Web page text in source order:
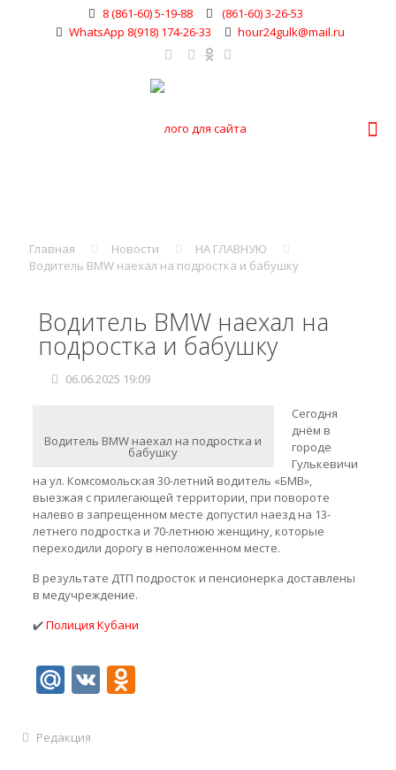
8 (861-60) 5-19-88
(861-60) 3-26-53
WhatsApp 8(918) 174-26-33
hour24gulk@mail.ru
Главная Новости
НА ГЛАВНУЮ
Водитель BMW наехал на подростка и бабушку
Водитель BMW наехал на
подростка и бабушку
06.06.2025 19:09
Водитель BMW наехал на подростка и
бабушку
Сегодня
днём в
городе
Гулькевичи
на ул. Комсомольская 30-летний водитель «БМВ»,
выезжая с прилегающей территории, при повороте
налево в запрещенном месте допустил наезд на 13-
летнего подростка и 70-летнюю женщину, которые
переходили дорогу в неположенном месте.
В результате ДТП подросток и пенсионерка доставлены
в медучреждение.
✔️Полиция Кубани
Mail.Ru
VKOdnoklassniki
Редакция